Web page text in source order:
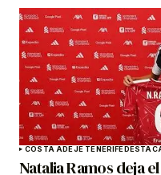
COSTA ADEJE TENERIFE
Natalia Ramos deja